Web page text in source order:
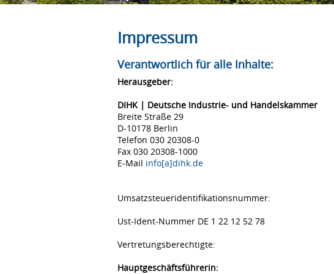
Impressum
Verantwortlich für alle Inhalte:
Herausgeber:
DIHK | Deutsche Industrie- und Handelskammer
Breite Straße 29
D-10178 Berlin
Telefon 030 20308-0
Fax 030 20308-1000
E-Mail info[a]dihk.de
Umsatzsteueridentifikationsnummer:
Ust-Ident-Nummer DE 1 22 12 52 78
Vertretungsberechtigte:
Hauptgeschäftsführerin: